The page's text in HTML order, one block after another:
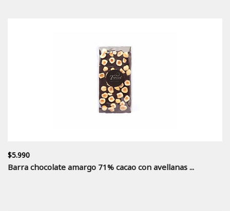
$5.990
Barra chocolate amargo 71% cacao con avellanas ...